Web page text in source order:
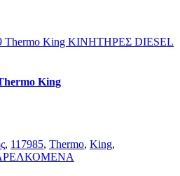
King
, 117985, Thermo, King,